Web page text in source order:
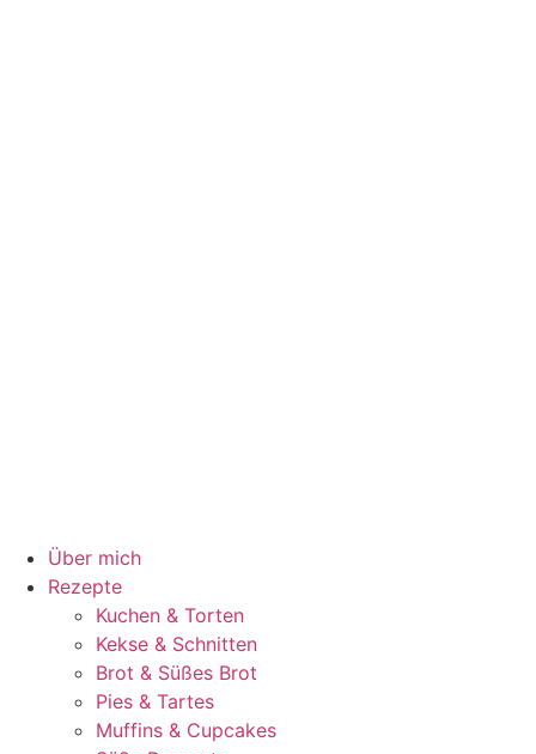
Über mich
Rezepte
Kuchen & Torten
Kekse & Schnitten
Brot & Süßes Brot
Pies & Tartes
Muffins & Cupcakes